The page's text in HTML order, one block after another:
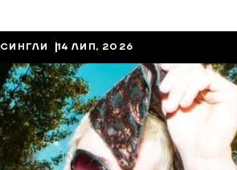
СИНГЛИ 14 ЛИП, 2026